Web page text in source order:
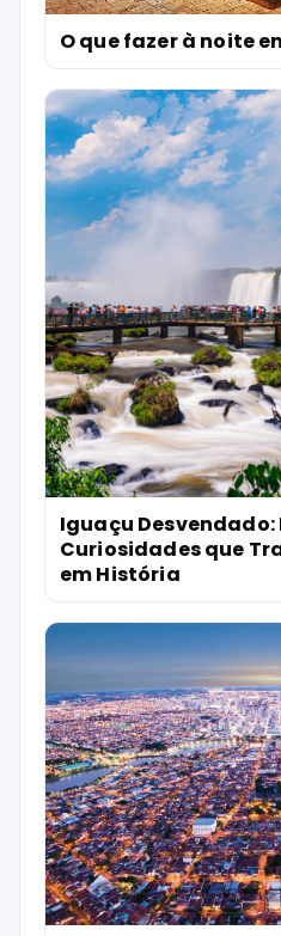
O que fazer à noite
Iguaçu Desvendado:
Curiosidades que
em História